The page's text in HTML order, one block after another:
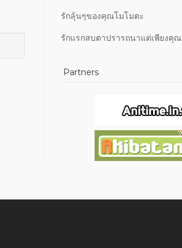
รักลุ้นๆของคุณโมโมตะ
รักแรกสบตาปรารถนาแต่เพียงคุณ
Partners